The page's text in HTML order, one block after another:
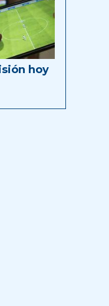
hoy